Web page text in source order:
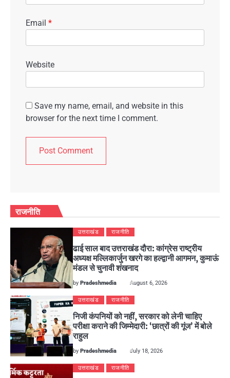
Email *
Website
Save my name, email, and website in this
browser for the next time I comment.
राजनीति
उत्तराखंड राजनीति
ढाई साल बाद उत्तराखंड दौरा: कांग्रेस राष्ट्रीय
अध्यक्ष मल्लिकार्जुन खरगे का हल्द्वानी आगमन, कुमाऊं
मंडल से चुनावी शंखनाद
byPradeshmedia August 6, 2026
उत्तराखंड राजनीति
निजी कंपनियों को नहीं, सरकार को लेनी चाहिए
परीक्षा कराने की जिम्मेदारी: ‘छात्रों की गूंज’ में बोले
राहुल
byPradeshmedia July 18, 2026
उत्तराखंड राजनीति